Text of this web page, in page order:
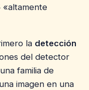
«altamente
la detección
del detector
familia de
imagen en una